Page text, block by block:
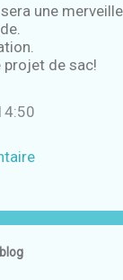
une
projet de sac!